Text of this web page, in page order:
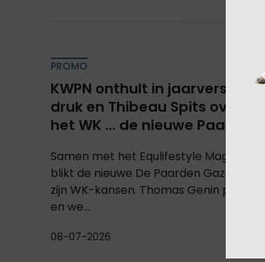
PROMO
KWPN onthult in jaarverslag
druk en Thibeau Spits over
het WK ... de nieuwe Paarden
Samen met het Equlifestyle Magazine,
blikt de nieuwe De Paarden Gazet
zijn WK-kansen. Thomas Genin praat
en we...
08-07-2026